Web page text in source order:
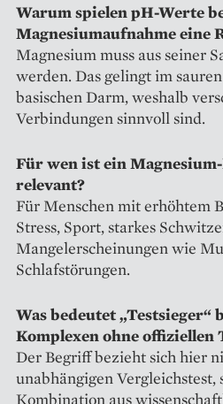
Warum spielen pH-Werte
Magnesiumaufnahme eine
Magnesium muss aus seiner
werden. Das gelingt im
basischen Darm, weshalb
Verbindungen sinnvoll sind.
Für wen ist ein
relevant?
Für Menschen mit erhöhtem
Stress, Sport, starkes
Mangelerscheinungen wie
Schlafstörungen.
Was bedeutet „Testsieger“
Komplexen ohne offiziellen
Der Begriff bezieht sich hier
unabhängigen Vergleichstest,
Kombination aus